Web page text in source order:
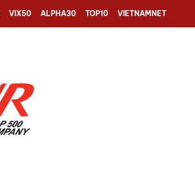
VIX50 ALPHA30 TOP10 VIETNAMNET